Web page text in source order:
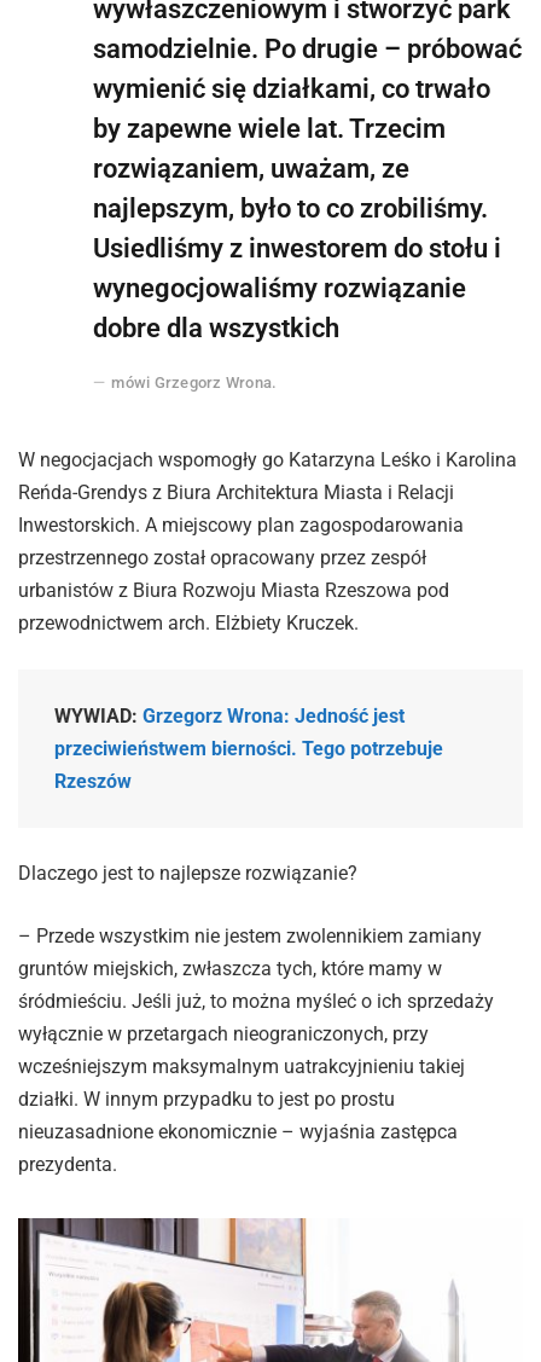
wywłaszczeniowym i stworzyć park
samodzielnie. Po drugie – próbować
wymienić się działkami, co trwało
by zapewne wiele lat. Trzecim
rozwiązaniem, uważam, ze
najlepszym, było to co zrobiliśmy.
Usiedliśmy z inwestorem do stołu i
wynegocjowaliśmy rozwiązanie
dobre dla wszystkich
mówi Grzegorz Wrona.
W negocjacjach wspomogły go Katarzyna Leśko i Karolina
Reńda-Grendys z Biura Architektura Miasta i Relacji
Inwestorskich. A miejscowy plan zagospodarowania
przestrzennego został opracowany przez zespół
urbanistów z Biura Rozwoju Miasta Rzeszowa pod
przewodnictwem arch. Elżbiety Kruczek.
WYWIAD: Grzegorz Wrona: Jedność jest
przeciwieństwem bierności. Tego potrzebuje
Rzeszów
Dlaczego jest to najlepsze rozwiązanie?
– Przede wszystkim nie jestem zwolennikiem zamiany
gruntów miejskich, zwłaszcza tych, które mamy w
śródmieściu. Jeśli już, to można myśleć o ich sprzedaży
wyłącznie w przetargach nieograniczonych, przy
wcześniejszym maksymalnym uatrakcyjnieniu takiej
działki. W innym przypadku to jest po prostu
nieuzasadnione ekonomicznie – wyjaśnia zastępca
prezydenta.